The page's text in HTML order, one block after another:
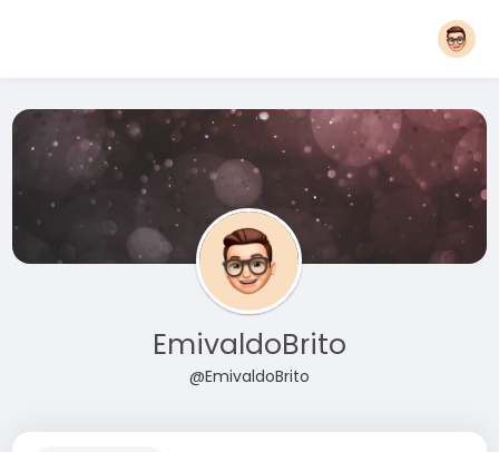
EmivaldoBrito
@EmivaldoBrito